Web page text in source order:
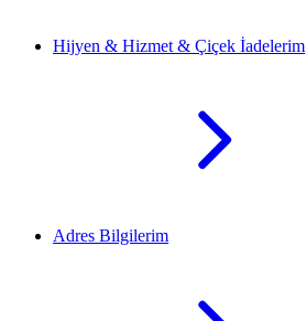
Hijyen & Hizmet & Çiçek İadelerim
Adres Bilgilerim